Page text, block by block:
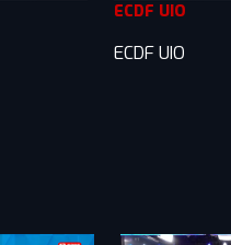
ECDF UIO
ECDF UIO